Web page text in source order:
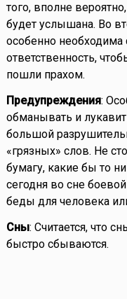
того, вполне
будет услышана. Во
особенно необходима
ответственность,
пошли прахом.
Предупреждения:
обманывать и
большой
«грязных» слов. Не
бумагу, какие бы то
сегодня во сне
беды для человека
Сны: Считается, что
быстро сбываются.